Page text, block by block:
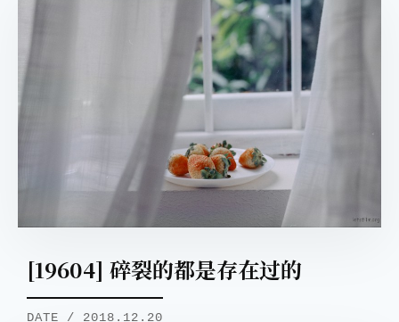
[19604] 碎裂的都是存在过的
DATE / 2018.12.20